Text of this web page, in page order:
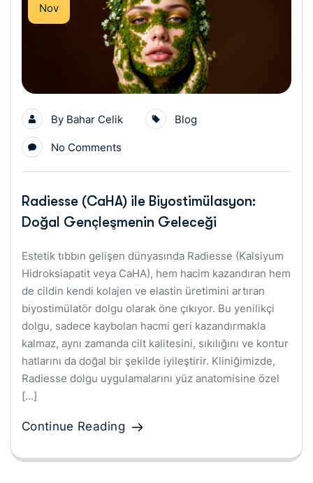
Nov
By Bahar Celik Blog
No Comments
Radiesse (CaHA) ile Biyostimülasyon:
Doğal Gençleşmenin Geleceği
Estetik tıbbın gelişen dünyasında Radiesse (Kalsiyum
Hidroksiapatit veya CaHA), hem hacim kazandıran hem
de cildin kendi kolajen ve elastin üretimini artıran
biyostimülatör dolgu olarak öne çıkıyor. Bu yenilikçi
dolgu, sadece kaybolan hacmi geri kazandırmakla
kalmaz, aynı zamanda cilt kalitesini, sıkılığını ve kontur
hatlarını da doğal bir şekilde iyileştirir. Kliniğimizde,
Radiesse dolgu uygulamalarını yüz anatomisine özel
[…]
Continue Reading